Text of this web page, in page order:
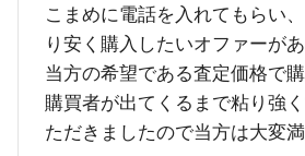
こまめに電話を入れてもらい
り安く購入したいオファーが
当方の希望である査定価格で
購買者が出てくるまで粘り強
ただきましたので当方は大変